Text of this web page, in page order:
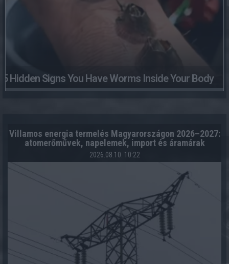
5 Hidden Signs You Have Worms Inside Your Body
Villamos energia termelés Magyarországon 2026–2027:
atomerőművek, napelemek, import és áramárak
2026.08.10. 10:22